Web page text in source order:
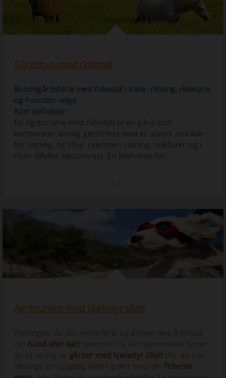
Gårdshus med ridestall
Bondegårdsferie med ridestall i Italia: ridning, rideturer
og hvordan velge.
Kort definisjon
En agriturisme med ridestall er en gård som
kombinerer landlig gjestfrihet med et utstyrt område
for ridning, og tilbyr ridetimer, ridning, rideturer og i
noen tilfeller hippoterapi. En lidenskap for...
Agritourism med kjæledyr tillatt
Planlegger du din neste ferie og ønsker ikke å forlate
din hund eller katt hjemme? På vår hjemmeside finner
du et utvalg av gårder med kjæledyr tillatt der du kan
tilbringe en hyggelig ferie i grønt med din firbente